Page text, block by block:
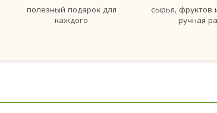
полезный подарок для
каждого
сырья, фруктов
ручная